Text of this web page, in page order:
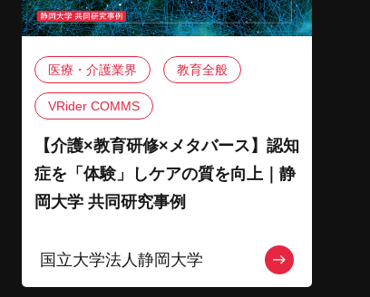
医療・介護業界 教育全般
VRider COMMS
【介護×教育研修×メタバース】認知
症を「体験」しケアの質を向上｜静
岡大学 共同研究事例
国立大学法人静岡大学